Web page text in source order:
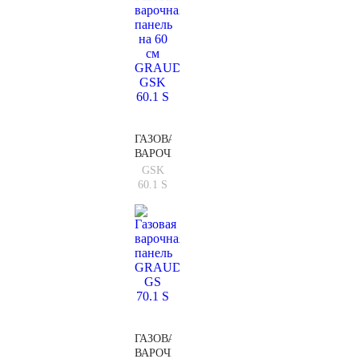
ГАЗОВАЯ
ВАРОЧНАЯ
ПАНЕЛЬ
НА 60
GRAUDE
GSK
60.1 S
GSK
60.1 S
ГАЗОВАЯ
ВАРОЧНАЯ